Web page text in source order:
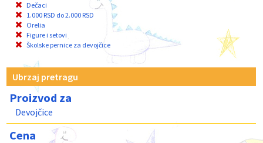
Dečaci
1.000 RSD do 2.000 RSD
Orelia
Figure i setovi
Školske pernice za devojčice
Ubrzaj pretragu
Proizvod za
Devojčice
Cena